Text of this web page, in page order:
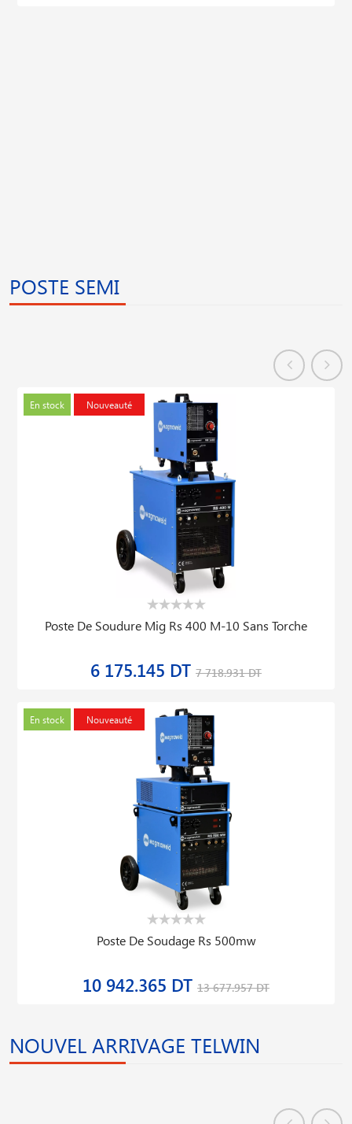
POSTE SEMI
En stock Nouveauté
Poste De Soudure Mig Rs 400 M-10 Sans Torche
6 175.145 DT 7 718.931 DT
En stock Nouveauté
Poste De Soudage Rs 500mw
10 942.365 DT 13 677.957 DT
NOUVEL ARRIVAGE TELWIN